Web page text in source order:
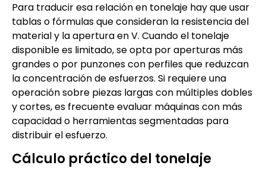
Para traducir esa relación en tonelaje hay que usar
tablas o fórmulas que consideran la resistencia del
material y la apertura en V. Cuando el tonelaje
disponible es limitado, se opta por aperturas más
grandes o por punzones con perfiles que reduzcan
la concentración de esfuerzos. Si requiere una
operación sobre piezas largas con múltiples dobles
y cortes, es frecuente evaluar máquinas con más
capacidad o herramientas segmentadas para
distribuir el esfuerzo.
Cálculo práctico del tonelaje